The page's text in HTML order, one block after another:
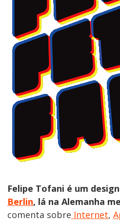
Felipe Tofani é um
Berlin, lá na Alemanha
comenta sobre Internet,